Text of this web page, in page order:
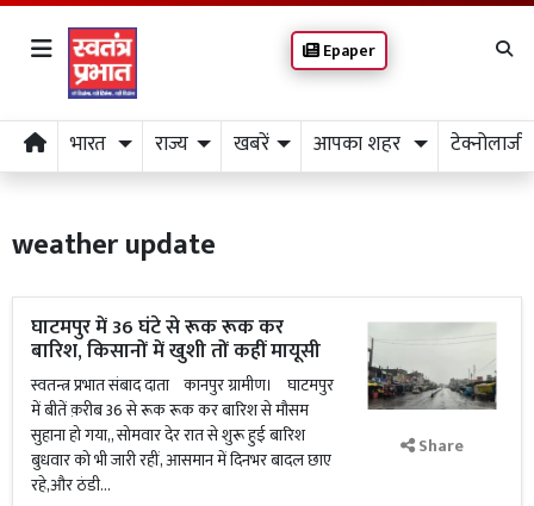
Epaper
भारत राज्य खबरें आपका शहर टेक्नोलाजी
weather update
घाटमपुर में 36 घंटे से रूक रूक कर
बारिश, किसानों में खुशी तों कहीं मायूसी
स्वतन्त्र प्रभात संबाद दाता कानपुर ग्रामीण। घाटमपुर
में बीतें क़रीब 36 से रूक रूक कर बारिश से मौसम
सुहाना हो गया,, सोमवार देर रात से शुरू हुई बारिश
बुधवार को भी जारी रहीं, आसमान में दिनभर बादल छाए
रहे,और ठंडी...
Share